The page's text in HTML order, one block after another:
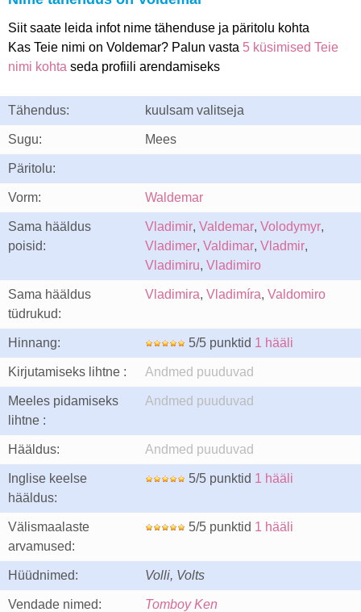
Siit saate leida infot nime tähenduse ja päritolu kohta
Kas Teie nimi on Voldemar? Palun vasta 5 küsimised Teie
nimi kohta seda profiili arendamiseks
Tähendus: kuulsam valitseja
Sugu: Mees
Päritolu:
Vorm: Waldemar
Sama hääldus
poisid:
Vladimir, Valdemar, Volodymyr,
Vladimer, Valdimar, Vladmir,
Vladimiru, Vladimiro
Sama hääldus
tüdrukud:
Vladimira, Vladimíra, Valdomiro
Hinnang: 5/5 punktid 1 hääli
Kirjutamiseks lihtne : Andmed puuduvad
Meeles pidamiseks
lihtne :
Andmed puuduvad
Hääldus: Andmed puuduvad
Inglise keelse
hääldus:
5/5 punktid 1 hääli
Välismaalaste
arvamused:
5/5 punktid 1 hääli
Hüüdnimed: Volli, Volts
Vendade nimed: Tomboy Ken